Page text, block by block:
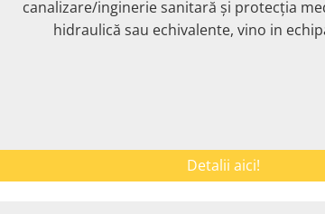
canalizare/inginerie sanitară și protecția
hidraulică sau echivalente, vino in
Detalii aici!